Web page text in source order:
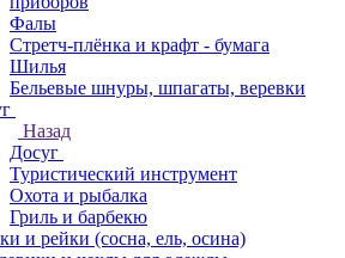
Фалы
Стретч-плёнка и крафт - бумага
Шилья
Бельевые шнуры, шпагаты, веревки
Назад
Досуг
Туристический инструмент
Охота и рыбалка
Гриль и барбекю
и рейки (сосна, ель, осина)